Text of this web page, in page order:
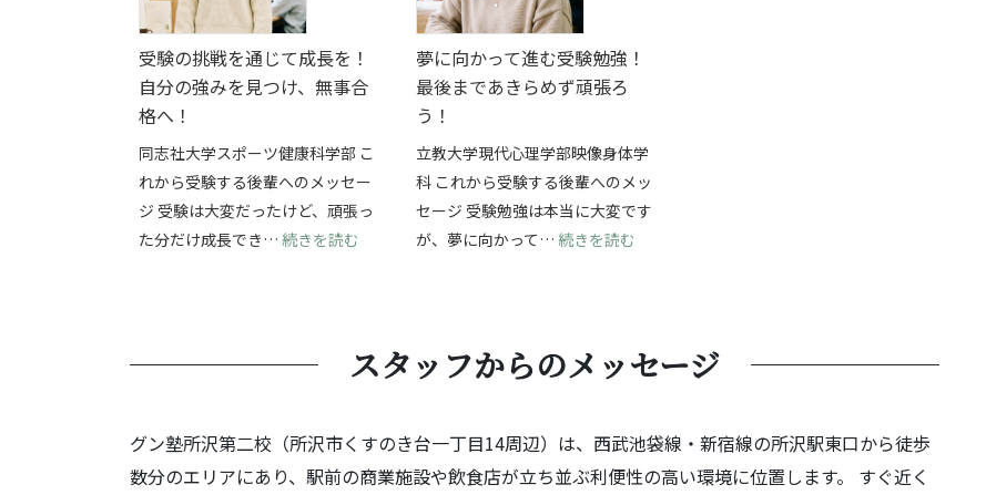
受験の挑戦を通じて成長を！
自分の強みを見つけ、無事合
格へ！
同志社大学スポーツ健康科学部 こ
れから受験する後輩へのメッセー
ジ 受験は大変だったけど、頑張っ
た分だけ成長でき… 続きを読む : 受験の挑戦を通じて成長を！自分の強みを見つけ、無事合格へ！
夢に向かって進む受験勉強！
最後まであきらめず頑張ろ
う！
立教大学現代心理学部映像身体学
科 これから受験する後輩へのメッ
セージ 受験勉強は本当に大変です
が、夢に向かって… 続きを読む
スタッフからのメッセージ
グン塾所沢第二校（所沢市くすのき台一丁目14周辺）は、西武池袋線・新宿線の所沢駅東口から徒歩
数分のエリアにあり、駅前の商業施設や飲食店が立ち並ぶ利便性の高い環境に位置します。 すぐ近く